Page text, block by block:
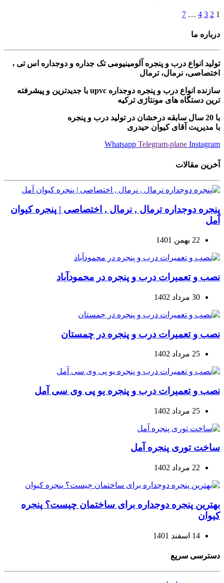
1
2
3
4
…
7
درباره ما
تولید انواع درب و پنجره آلومینیومی تک جداره و دوجداره اس تی ،
اختصاصی، نرمال، ترمال
سازنده انواع درب و پنجره دوجداره upvc با جدیدترین و پیشرفته
ترین دستگاه های مونتاژی ترکیه
با 20 سال سابقه درخشان در تولید درب و پنجره
با مدیریت آقای کیوان حیدری
Whatsapp Telegram-plane Instagram
آخرین مقالات
پنجره دوجداره ترمال , نرمال , اختصاصی | پنجره کیوان
آمل
22 بهمن 1401
نصب و تعمیرات درب و پنجره در محمودآباد
30 مرداد 1402
نصب و تعمیرات درب و پنجره در چمستان
25 مرداد 1402
نصب و تعمیرات درب و پنجره یو پی وی سی آمل
25 مرداد 1402
ساخت توری پنجره آمل
22 مرداد 1402
بهترین پنجره دوجداره برای ساختمان چیست؟ پنجره
کیوان
14 اسفند 1401
دسترسی سریع